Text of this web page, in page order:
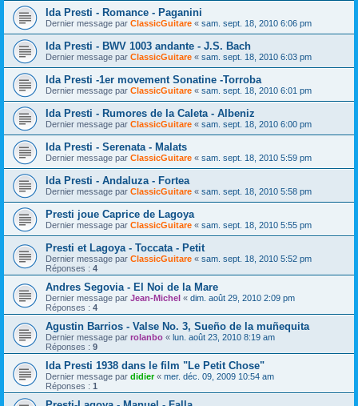
Ida Presti - Romance - Paganini
Dernier message par ClassicGuitare « sam. sept. 18, 2010 6:06 pm
Ida Presti - BWV 1003 andante - J.S. Bach
Dernier message par ClassicGuitare « sam. sept. 18, 2010 6:03 pm
Ida Presti -1er movement Sonatine -Torroba
Dernier message par ClassicGuitare « sam. sept. 18, 2010 6:01 pm
Ida Presti - Rumores de la Caleta - Albeniz
Dernier message par ClassicGuitare « sam. sept. 18, 2010 6:00 pm
Ida Presti - Serenata - Malats
Dernier message par ClassicGuitare « sam. sept. 18, 2010 5:59 pm
Ida Presti - Andaluza - Fortea
Dernier message par ClassicGuitare « sam. sept. 18, 2010 5:58 pm
Presti joue Caprice de Lagoya
Dernier message par ClassicGuitare « sam. sept. 18, 2010 5:55 pm
Presti et Lagoya - Toccata - Petit
Dernier message par ClassicGuitare « sam. sept. 18, 2010 5:52 pm
Réponses : 4
Andres Segovia - El Noi de la Mare
Dernier message par Jean-Michel « dim. août 29, 2010 2:09 pm
Réponses : 4
Agustin Barrios - Valse No. 3, Sueño de la muñequita
Dernier message par rolanbo « lun. août 23, 2010 8:19 am
Réponses : 9
Ida Presti 1938 dans le film "Le Petit Chose"
Dernier message par didier« mer. déc. 09, 2009 10:54 am
Réponses : 1